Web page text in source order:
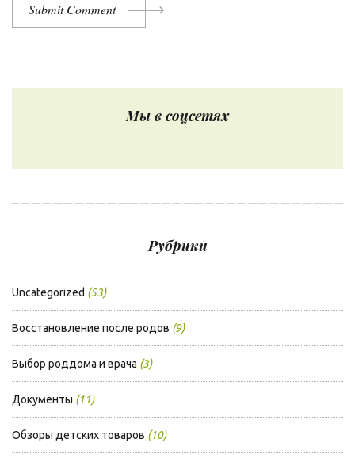
Submit Comment
Мы в соцсетях
Рубрики
Uncategorized (53)
Восстановление после родов (9)
Выбор роддома и врача (3)
Документы (11)
Обзоры детских товаров (10)